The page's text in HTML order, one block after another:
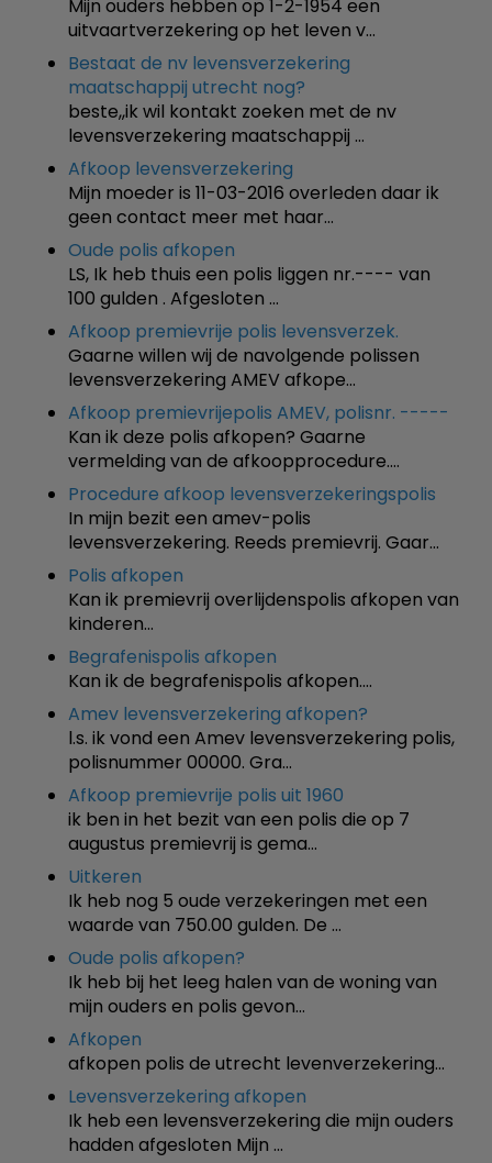
Mijn ouders hebben op 1-2-1954 een
uitvaartverzekering op het leven v…
Bestaat de nv levensverzekering
maatschappij utrecht nog?
beste,,ik wil kontakt zoeken met de nv
levensverzekering maatschappij …
Afkoop levensverzekering
Mijn moeder is 11-03-2016 overleden daar ik
geen contact meer met haar…
Oude polis afkopen
LS, Ik heb thuis een polis liggen nr.---- van
100 gulden . Afgesloten …
Afkoop premievrije polis levensverzek.
Gaarne willen wij de navolgende polissen
levensverzekering AMEV afkope…
Afkoop premievrijepolis AMEV, polisnr. -----
Kan ik deze polis afkopen? Gaarne
vermelding van de afkoopprocedure.…
Procedure afkoop levensverzekeringspolis
In mijn bezit een amev-polis
levensverzekering. Reeds premievrij. Gaar…
Polis afkopen
Kan ik premievrij overlijdenspolis afkopen van
kinderen…
Begrafenispolis afkopen
Kan ik de begrafenispolis afkopen.…
Amev levensverzekering afkopen?
l.s. ik vond een Amev levensverzekering polis,
polisnummer 00000. Gra…
Afkoop premievrije polis uit 1960
ik ben in het bezit van een polis die op 7
augustus premievrij is gema…
Uitkeren
Ik heb nog 5 oude verzekeringen met een
waarde van 750.00 gulden. De …
Oude polis afkopen?
Ik heb bij het leeg halen van de woning van
mijn ouders en polis gevon…
Afkopen
afkopen polis de utrecht levenverzekering…
Levensverzekering afkopen
Ik heb een levensverzekering die mijn ouders
hadden afgesloten Mijn …